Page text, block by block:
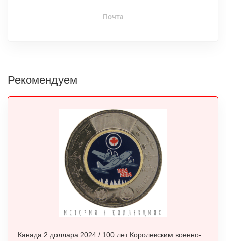
Почта
Рекомендуем
Канада 2 доллара 2024 / 100 лет Королевским военно-